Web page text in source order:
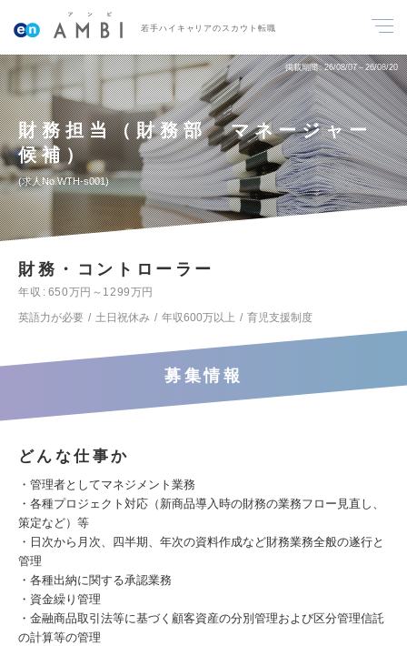
若手ハイキャリアのスカウト転職
掲載期間 26/08/07～26/08/20
財務担当（財務部 マネージャー
候補）
求人No.WTH-s001
財務・コントローラー
年収
650万円～1299万円
英語力が必要
土日祝休み 年収600万以上 育児支援制度
募集情報
どんな仕事か
・管理者としてマネジメント業務
・各種プロジェクト対応（新商品導入時の財務の業務フロー見直し、
策定など）等
・日次から月次、四半期、年次の資料作成など財務業務全般の遂行と
管理
・各種出納に関する承認業務
・資金繰り管理
・金融商品取引法等に基づく顧客資産の分別管理および区分管理信託
の計算等の管理